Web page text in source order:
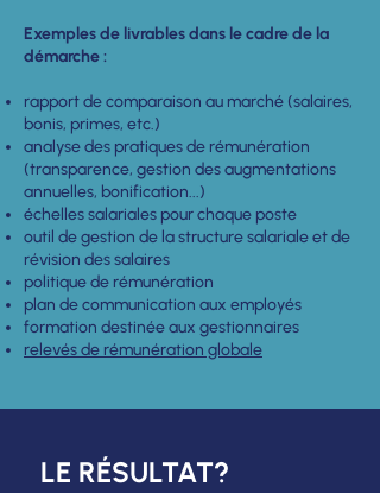
Exemples de livrables dans le cadre de la
démarche :
rapport de comparaison au marché (salaires,
bonis, primes, etc.)
analyse des pratiques de rémunération
(transparence, gestion des augmentations
annuelles, bonification...)
échelles salariales pour chaque poste
outil de gestion de la structure salariale et de
révision des salaires
politique de rémunération
plan de communication aux employés
formation destinée aux gestionnaires
relevés de rémunération globale
LE RÉSULTAT?